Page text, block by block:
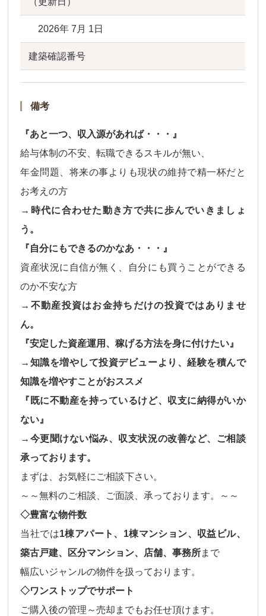
2026年 7月 1日
建築確認番号
備考
『あと一つ、収入源があれば・・・』
給与体制の不安、転職できるスキルが無い、
年金問題、将来の事よりも現状の維持で精一杯だと
お考えの方
→時代に合わせた動き方で共に歩んでいきましょ
う。
『自分にもできるのかなあ・・・』
資産状況に自信が無く、自分にも買うことができる
のか不安な方
→不動産投資はお金持ちだけの投資ではありませ
ん。
『安定した資産運用、稼げる方法を身に付けたい』
→知識を増やして投資デビューより、経験を積んで
知識を増やすことがおススメ
『既に不動産を持っているけど、収支に納得がいか
ない』
→今更聞けない悩み、収支状況の改善など、ご相談
承っております。
まずは、お気軽にご相談下さい。
～～無料のご相談、ご面談、承っております。～～
◇豊富な物件数
当社では1棟アパート、1棟マンション、収益ビル、
築古戸建、区分マンション、店舗、事務所まで
幅広いジャンルの物件を扱っております。
◇ワンストップでサポート
ご購入後の管理～売却 までもお任せ頂けます。